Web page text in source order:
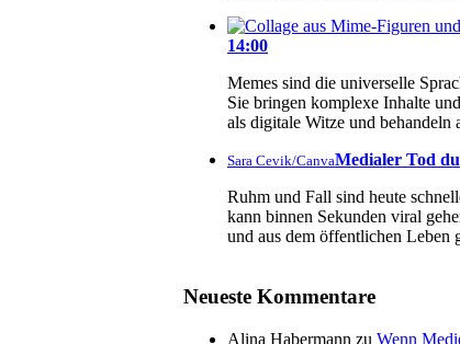
14:00
Memes sind die universelle
Sie bringen komplexe Inhalte
als digitale Witze und behandeln
Sara Cevik/CanvaMedialer Tod
Ruhm und Fall sind heute
kann binnen Sekunden viral
und aus dem öffentlichen Leben
Neueste Kommentare
Alina Habermann zu Wenn